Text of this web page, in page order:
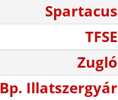
Spartacus
TFSE
Zugló
Bp. Illatszergyár